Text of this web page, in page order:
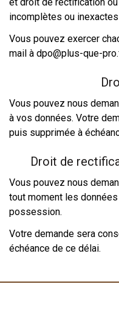
incomplètes ou
Vous pouvez exercer
mail à dpo@plus-que-
Vous pouvez nous
à vos données. Votre
puis supprimée à
Droit de
Vous pouvez nous
tout moment les
possession.
Votre demande sera
échéance de ce délai.